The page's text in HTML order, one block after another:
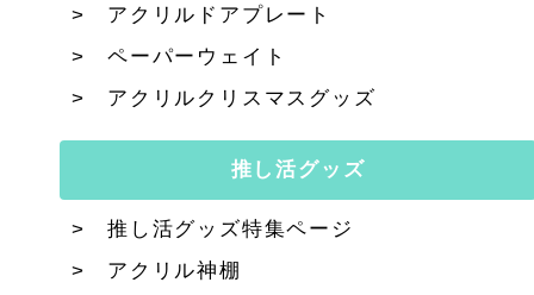
アクリルドアプレート
ペーパーウェイト
アクリルクリスマスグッズ
推し活グッズ
推し活グッズ特集ページ
アクリル神棚